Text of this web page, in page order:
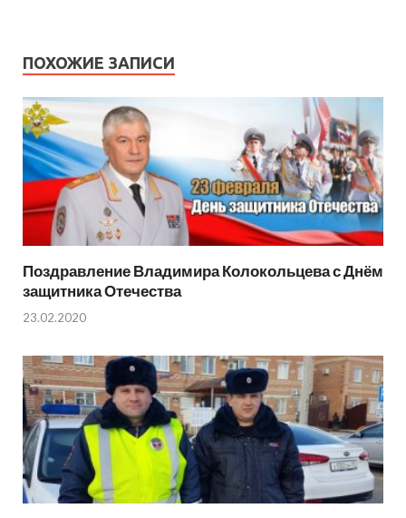
ПОХОЖИЕ ЗАПИСИ
Поздравление Владимира Колокольцева с Днём
защитника Отечества
23.02.2020